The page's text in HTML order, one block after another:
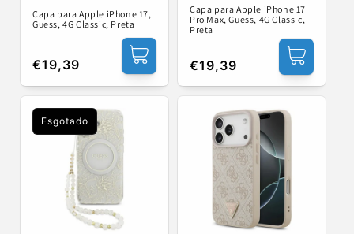
Capa para Apple iPhone 17,
Guess, 4G Classic, Preta
Preço
normal
€19,39
Capa para Apple iPhone 17
Pro Max, Guess, 4G Classic,
Preta
Preço
normal
€19,39
Esgotado